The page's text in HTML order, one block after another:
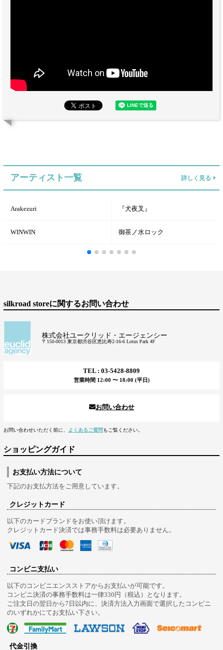
アーティスト一覧 詳しく見る
Arakezuri 『犬夜叉』
WINWIN 御茶ノ水ロック
silkroad storeに関するお問い合わせ
株式会社ユークリッド・エージェンシー
〒150-0013 東京都渋谷区恵比寿2-16-6 Lotus Park 4F
TEL : 03-5428-8809
営業時間 12:00 〜 18:00 (平日)
お問い合わせ
お問い合わせいただく前に、 よくあるご質問 もご覧ください。
ショッピングガイド
お支払い方法について
下記のお支払方法をご用意しています。
クレジットカード
以下のカードブランドをお使い頂けます。
クレジットカード決済では事務手数料は必要ありません。
コンビニ支払い
以下のコンビニエンスストアからお支払いが可能です。
コンビニ決済の事務手数料は一律330円（税込）となります。
ご注文日の翌日から7日以内に、決済方法入力画面で選択したコンビニ
のいずれかにてお支払い下さい。
代金引換